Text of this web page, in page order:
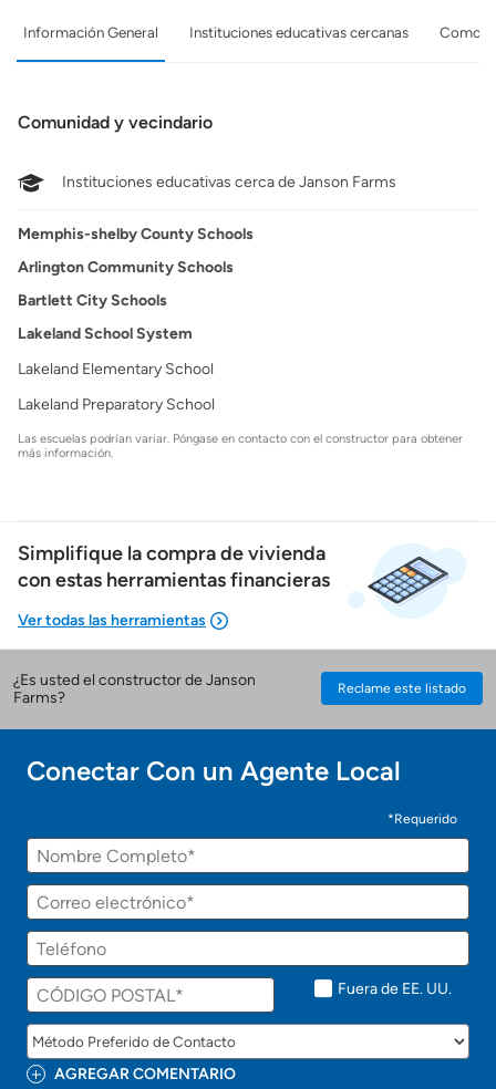
Información General Instituciones educativas cercanas
Comunidad y vecindario
Instituciones educativas cerca de Janson Farms
Memphis-shelby County Schools
Arlington Community Schools
Bartlett City Schools
Lakeland School System
Lakeland Elementary School
Lakeland Preparatory School
Las escuelas podrían variar. Póngase en contacto con el constructor para obtener
más información.
Simplifique la compra de vivienda
con estas herramientas financieras
Preparar mi casa para la venta
Seguro de propietarios
¿Es usted el constructor de Janson
Farms?
Reclame este listado
¡
n
a
e
t
e
e
c
o
n
Conectar Con un Agente Local
*Requerido
Nombre
Correo
electrónico
Teléfono
Fuera de EE. UU.
AGREGAR COMENTARIO